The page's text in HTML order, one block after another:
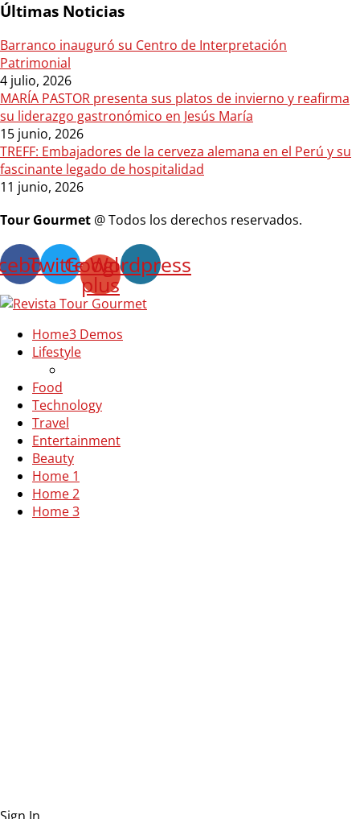
Últimas Noticias
Barranco inauguró su Centro de Interpretación
Patrimonial
4 julio, 2026
MARÍA PASTOR presenta sus platos de invierno y reafirma
su liderazgo gastronómico en Jesús María
15 junio, 2026
TREFF: Embajadores de la cerveza alemana en el Perú y su
fascinante legado de hospitalidad
11 junio, 2026
Tour Gourmet @ Todos los derechos reservados.
TwitterGoogle-
plus
Wordpress
Home3 Demos
Lifestyle
Food
Technology
Travel
Entertainment
Beauty
Home 1
Home 2
Home 3